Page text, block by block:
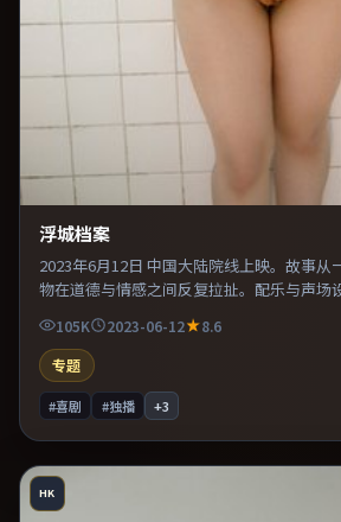
浮城档案
2023年6月12日 中国大陆院线上映。故事从
物在道德与情感之间反复拉扯。配乐与声场
观众更易沉浸其中。整体完成度较高，适合
105K 2023-06-12
8.6
专题
#喜剧 #独播 +3
HK